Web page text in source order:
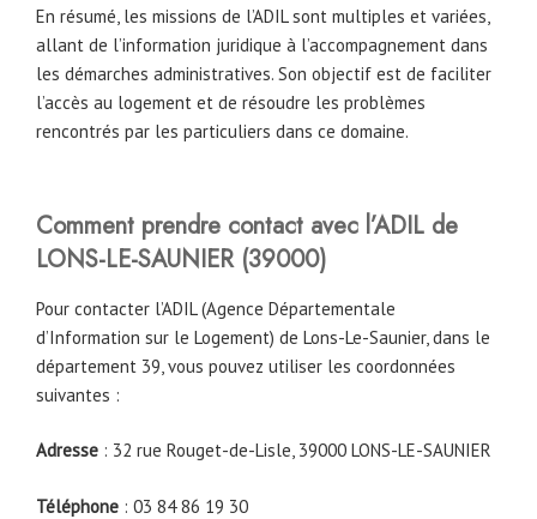
En résumé, les missions de l’ADIL sont multiples et variées,
allant de l’information juridique à l’accompagnement dans
les démarches administratives. Son objectif est de faciliter
l’accès au logement et de résoudre les problèmes
rencontrés par les particuliers dans ce domaine.
Comment prendre contact avec l’ADIL de
LONS-LE-SAUNIER (39000)
Pour contacter l’ADIL (Agence Départementale
d’Information sur le Logement) de Lons-Le-Saunier, dans le
département 39, vous pouvez utiliser les coordonnées
suivantes :
Adresse : 32 rue Rouget-de-Lisle, 39000 LONS-LE-SAUNIER
Téléphone : 03 84 86 19 30